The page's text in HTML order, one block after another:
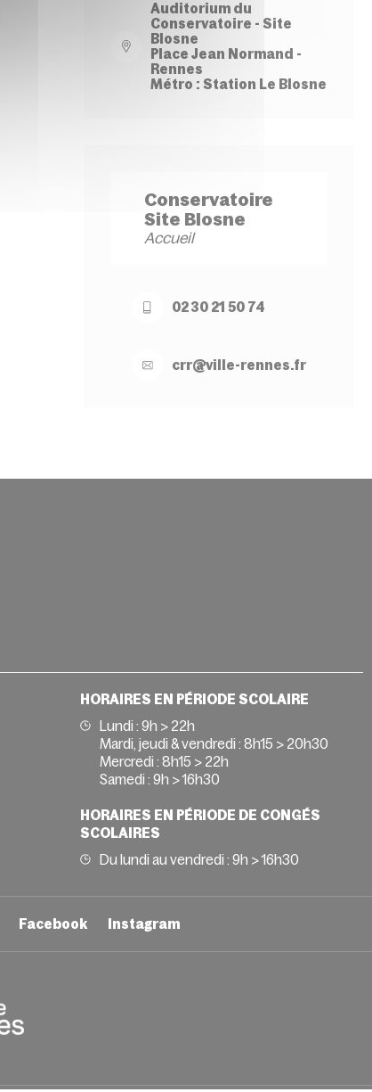
Auditorium du
Conservatoire - Site
Blosne
Place Jean Normand -
Rennes
Métro : Station Le Blosne
Conservatoire
Site Blosne
Accueil
02 30 21 50 74
crr@ville-rennes.fr
HORAIRES EN PÉRIODE SCOLAIRE
Lundi : 9h > 22h
Mardi, jeudi & vendredi : 8h15 > 20h30
Mercredi : 8h15 > 22h
Samedi : 9h > 16h30
HORAIRES EN PÉRIODE DE CONGÉS
SCOLAIRES
Du lundi au vendredi : 9h > 16h30
Facebook Instagram